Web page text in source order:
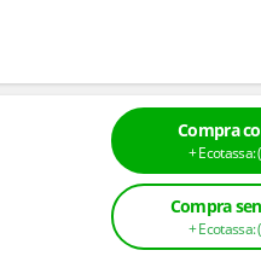
Compra
+ Ecotassa: (
Compra
+ Ecotassa: (